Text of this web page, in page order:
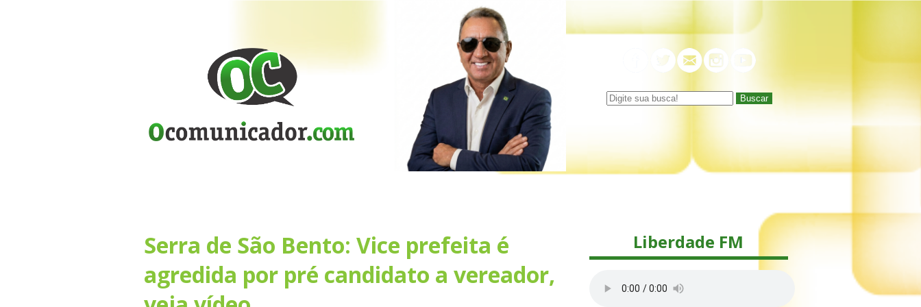
Buscar
Serra de São Bento: Vice prefeita é
agredida por pré candidato a vereador,
Liberdade FM